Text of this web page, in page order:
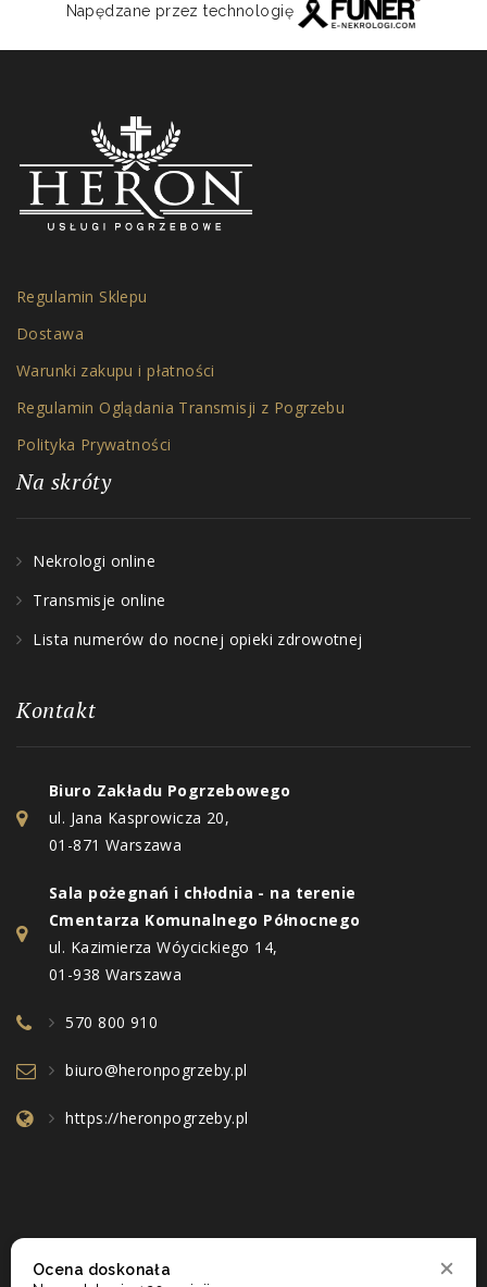
Napędzane przez technologię
Regulamin Sklepu
Dostawa
Warunki zakupu i płatności
Regulamin Oglądania Transmisji z Pogrzebu
Polityka Prywatności
Na skróty
Nekrologi online
Transmisje online
Lista numerów do nocnej opieki zdrowotnej
Kontakt
Biuro Zakładu Pogrzebowego
ul. Jana Kasprowicza 20,
01-871 Warszawa
Sala pożegnań i chłodnia - na terenie
Cmentarza Komunalnego Północnego
ul. Kazimierza Wóycickiego 14,
01-938 Warszawa
570 800 910
biuro@heronpogrzeby.pl
https://heronpogrzeby.pl
Ocena doskonała